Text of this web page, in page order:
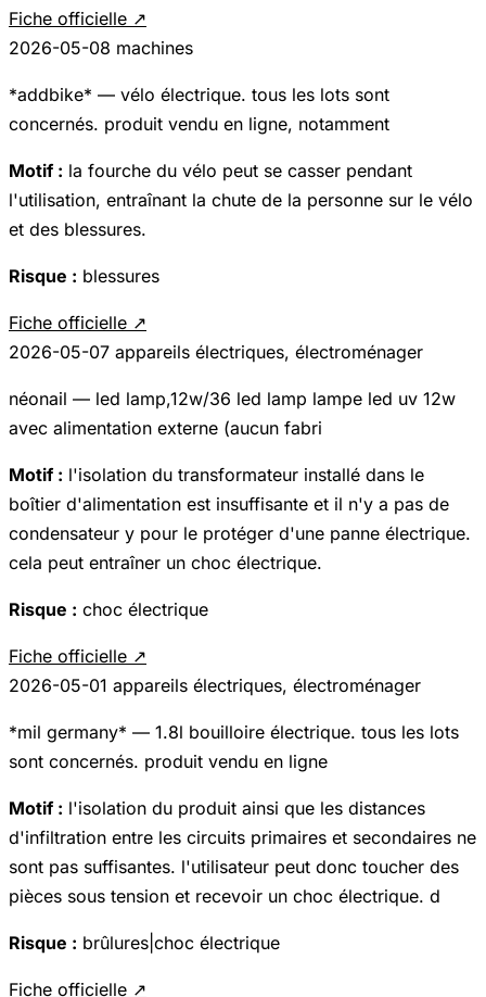
Fiche officielle ↗
2026-05-08 machines
*addbike* — vélo électrique. tous les lots sont
concernés. produit vendu en ligne, notamment
Motif : la fourche du vélo peut se casser pendant
l'utilisation, entraînant la chute de la personne sur le vélo
et des blessures.
Risque : blessures
Fiche officielle ↗
2026-05-07 appareils électriques, électroménager
néonail — led lamp,12w/36 led lamp lampe led uv 12w
avec alimentation externe (aucun fabri
Motif : l'isolation du transformateur installé dans le
boîtier d'alimentation est insuffisante et il n'y a pas de
condensateur y pour le protéger d'une panne électrique.
cela peut entraîner un choc électrique.
Risque : choc électrique
Fiche officielle ↗
2026-05-01 appareils électriques, électroménager
*mil germany* — 1.8l bouilloire électrique. tous les lots
sont concernés. produit vendu en ligne
Motif : l'isolation du produit ainsi que les distances
d'infiltration entre les circuits primaires et secondaires ne
sont pas suffisantes. l'utilisateur peut donc toucher des
pièces sous tension et recevoir un choc électrique. d
Risque : brûlures|choc électrique
Fiche officielle ↗